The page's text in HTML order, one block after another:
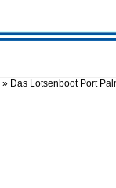
» Das Lotsenboot Port